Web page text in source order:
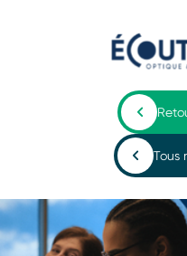
Tous